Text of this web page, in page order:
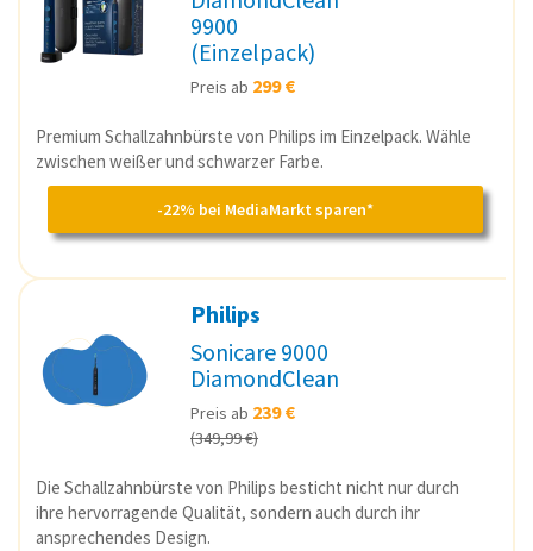
9900
(Einzelpack)
Preis ab 299 €
Premium Schallzahnbürste von Philips im Einzelpack. Wähle
zwischen weißer und schwarzer Farbe.
-22% bei MediaMarkt sparen*
Philips
Sonicare 9000
DiamondClean
Preis ab 239 €
(349,99 €)
Die Schallzahnbürste von Philips besticht nicht nur durch
ihre hervorragende Qualität, sondern auch durch ihr
ansprechendes Design.